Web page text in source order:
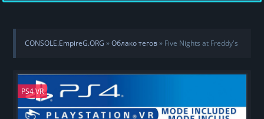
CONSOLE.EmpireG.ORG »Облако тегов» Five Nights at Freddy's
PS4 VR